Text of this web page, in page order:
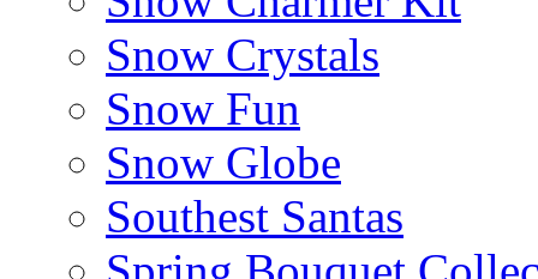
Snow Crystals
Snow Fun
Snow Globe
Southest Santas